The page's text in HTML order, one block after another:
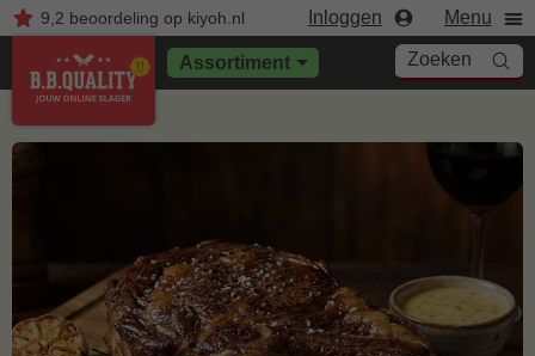
9,2 beoordelingop kiyoh.nl Inloggen Menu
Assortiment Zoeken